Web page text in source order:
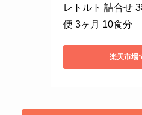
レトルト 詰合せ
便 3ヶ月 10食分
楽天市場